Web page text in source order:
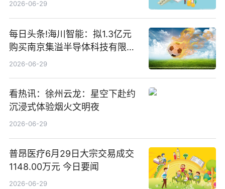
2026-06-29
每日头条!海川智能：拟1.3亿元
购买南京集溢半导体科技有限公
司15.3%股权
2026-06-29
看热讯：徐州云龙：星空下赴约
沉浸式体验烟火文明夜
2026-06-29
普昂医疗6月29日大宗交易成交
1148.00万元 今日要闻
2026-06-29